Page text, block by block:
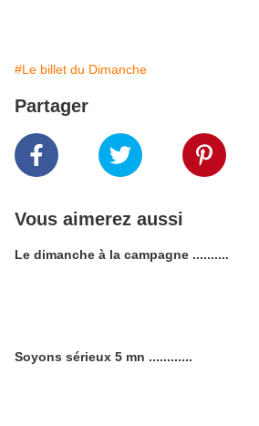
#Le billet du Dimanche
Partager
Vous aimerez aussi
Le dimanche à la campagne ..........
Soyons sérieux 5 mn ............